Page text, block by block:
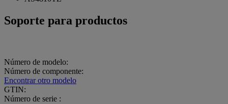
Soporte para productos
Número de modelo:
Número de componente:
Encontrar otro modelo
GTIN:
Número de serie :